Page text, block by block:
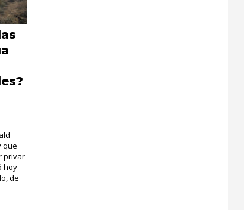
que
privar
hoy
de